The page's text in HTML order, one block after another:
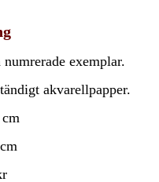
exemplar.
akvarellpapper.